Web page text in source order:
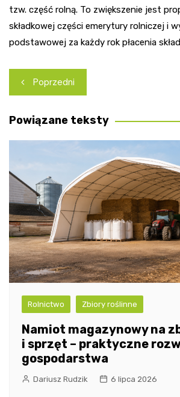
tzw. część rolną. To zwiększenie jest
składkowej części emerytury rolniczej i
podstawowej za każdy rok płacenia
Nawigacja
wpisu
Poprzedni
Powiązane teksty
Rolnictwo Zbiory roślinne
Namiot magazynowy na
i sprzęt – praktyczne
gospodarstwa
Dariusz Rudzik 6 lipca 2026